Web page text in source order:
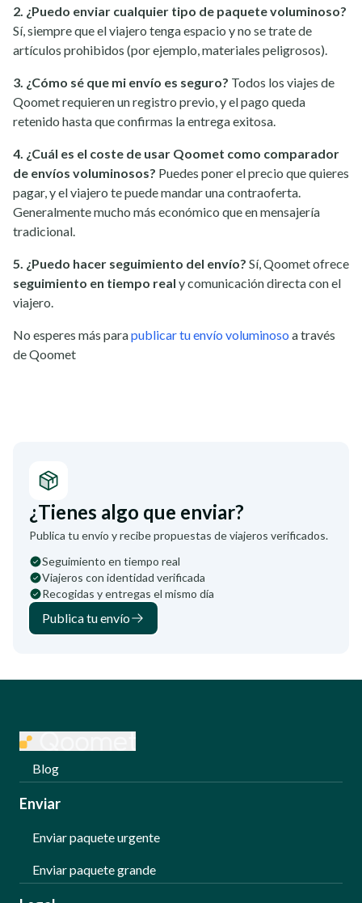
2. ¿Puedo enviar cualquier tipo de paquete voluminoso?
Sí, siempre que el viajero tenga espacio y no se trate de
artículos prohibidos (por ejemplo, materiales peligrosos).
3. ¿Cómo sé que mi envío es seguro? Todos los viajes de
Qoomet requieren un registro previo, y el pago queda
retenido hasta que confirmas la entrega exitosa.
4. ¿Cuál es el coste de usar Qoomet como comparador
de envíos voluminosos? Puedes poner el precio que quieres
pagar, y el viajero te puede mandar una contraoferta.
Generalmente mucho más económico que en mensajería
tradicional.
5. ¿Puedo hacer seguimiento del envío? Sí, Qoomet ofrece
seguimiento en tiempo real y comunicación directa con el
viajero.
No esperes más parapublicar tu envío voluminoso a través
de Qoomet
¿Tienes algo que enviar?
Publica tu envío y recibe propuestas de viajeros verificados.
Seguimiento en tiempo real
Viajeros con identidad verificada
Recogidas y entregas el mismo día
Publica tu envío
Blog
Enviar
Enviar paquete urgente
Enviar paquete grande